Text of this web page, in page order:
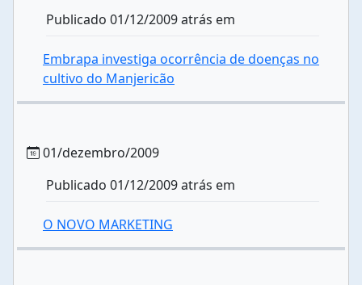
Publicado 01/12/2009 atrás em
Embrapa investiga ocorrência de doenças no
cultivo do Manjericão
01/dezembro/2009
Publicado 01/12/2009 atrás em
O NOVO MARKETING